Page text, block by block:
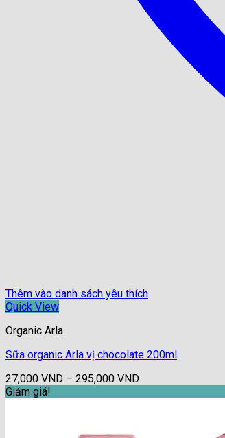
Thêm vào danh sách yêu thích
Quick View
Organic Arla
Sữa organic Arla vị chocolate 200ml
27,000 VND – 295,000 VNDKhoảng
Giảm giá!